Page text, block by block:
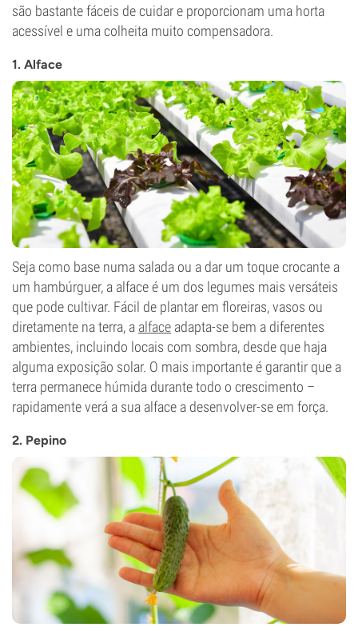
são bastante fáceis de cuidar e proporcionam uma horta
acessível e uma colheita muito compensadora.
1. Alface
Seja como base numa salada ou a dar um toque crocante a
um hambúrguer, a alface é um dos legumes mais versáteis
que pode cultivar. Fácil de plantar em floreiras, vasos ou
diretamente na terra, a alface adapta-se bem a diferentes
ambientes, incluindo locais com sombra, desde que haja
alguma exposição solar. O mais importante é garantir que a
terra permanece húmida durante todo o crescimento –
rapidamente verá a sua alface a desenvolver-se em força.
2. Pepino